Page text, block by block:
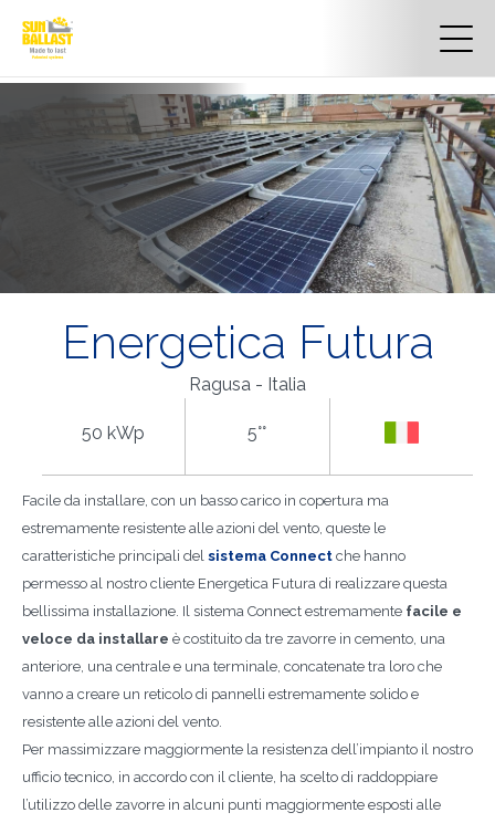
Energetica Futura
Ragusa - Italia
50 kWp 5°°
Facile da installare, con un basso carico in copertura ma
estremamente resistente alle azioni del vento, queste le
caratteristiche principali del sistema Connect che hanno
permesso al nostro cliente Energetica Futura di realizzare questa
bellissima installazione. Il sistema Connect estremamente facile e
veloce da installare è costituito da tre zavorre in cemento, una
anteriore, una centrale e una terminale, concatenate tra loro che
vanno a creare un reticolo di pannelli estremamente solido e
resistente alle azioni del vento.
Per massimizzare maggiormente la resistenza dell’impianto il nostro
ufficio tecnico, in accordo con il cliente, ha scelto di raddoppiare
l’utilizzo delle zavorre in alcuni punti maggiormente esposti alle